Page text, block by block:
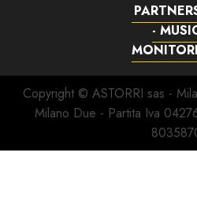
-
Copyright © ASTORRI sas -
Milano Due - Partita Iva